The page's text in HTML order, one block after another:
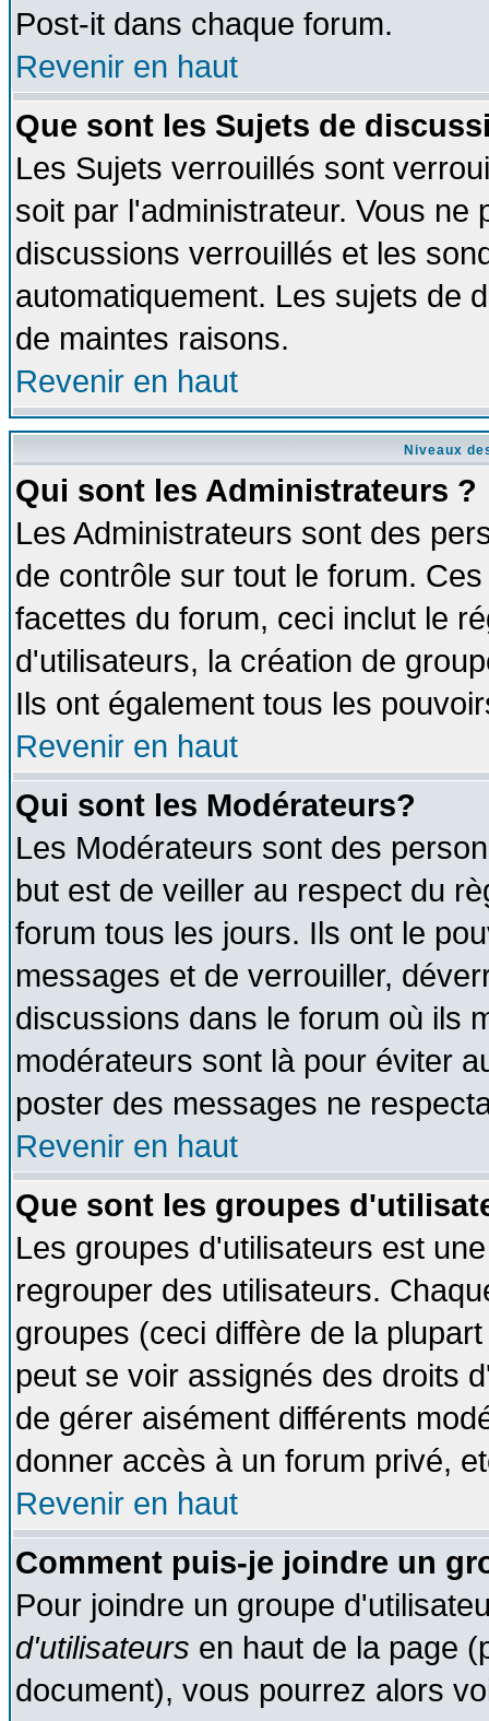
Post-it dans chaque forum.
Revenir en haut
Que sont les Sujets de
Les Sujets verrouillés sont
soit par l'administrateur. Vous
discussions verrouillés et les
automatiquement. Les sujets de
de maintes raisons.
Revenir en haut
Niveaux
Qui sont les Administrateurs ?
Les Administrateurs sont des
de contrôle sur tout le forum.
facettes du forum, ceci inclut le
d'utilisateurs, la création de
Ils ont également tous les
Revenir en haut
Qui sont les Modérateurs?
Les Modérateurs sont des
but est de veiller au respect du
forum tous les jours. Ils ont le
messages et de verrouiller,
discussions dans le forum où ils
modérateurs sont là pour éviter
poster des messages ne
Revenir en haut
Que sont les groupes
Les groupes d'utilisateurs est
regrouper des utilisateurs.
groupes (ceci diffère de la
peut se voir assignés des droits
de gérer aisément différents
donner accès à un forum privé,
Revenir en haut
Comment puis-je joindre un
Pour joindre un groupe
d'utilisateurs en haut de la page
document), vous pourrez alors